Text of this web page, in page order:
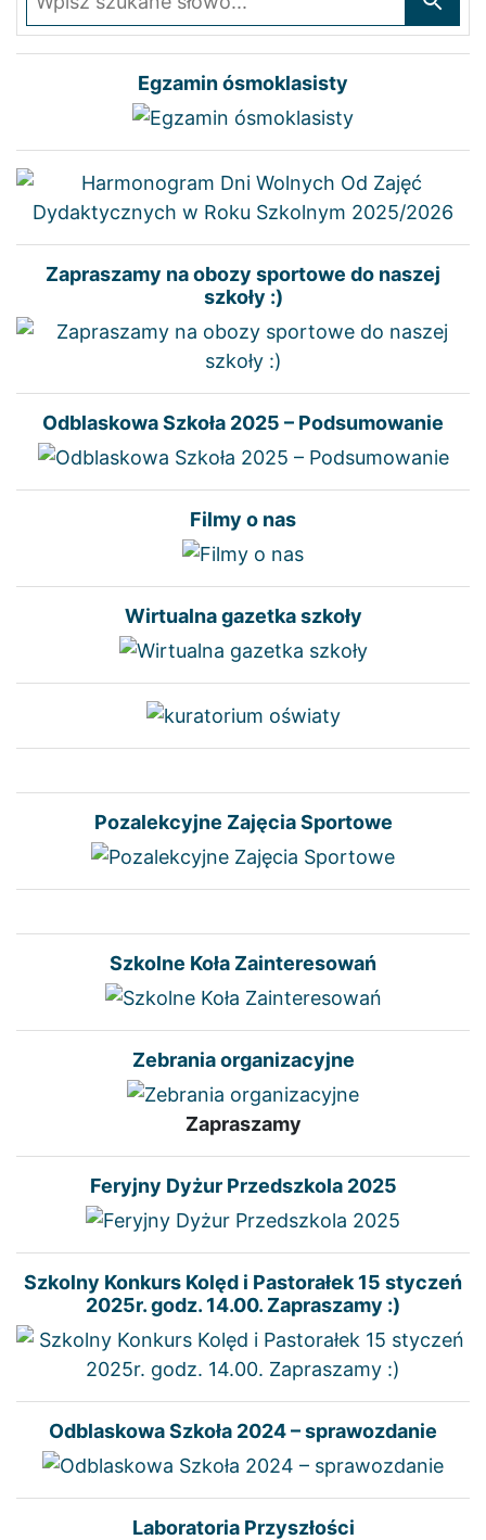
Egzamin ósmoklasisty
Zapraszamy na obozy sportowe do naszej
szkoły :)
Odblaskowa Szkoła 2025 – Podsumowanie
Filmy o nas
Wirtualna gazetka szkoły
Pozalekcyjne Zajęcia Sportowe
Szkolne Koła Zainteresowań
Zebrania organizacyjne
Zapraszamy
Feryjny Dyżur Przedszkola 2025
Szkolny Konkurs Kolęd i Pastorałek 15 styczeń
2025r. godz. 14.00. Zapraszamy :)
Odblaskowa Szkoła 2024 – sprawozdanie
Laboratoria Przyszłości